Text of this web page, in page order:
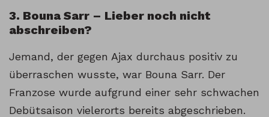
3. Bouna Sarr – Lieber noch nicht
abschreiben?
Jemand, der gegen Ajax durchaus positiv zu
überraschen wusste, war Bouna Sarr. Der
Franzose wurde aufgrund einer sehr schwachen
Debütsaison vielerorts bereits abgeschrieben.